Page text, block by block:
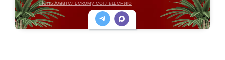
Пользовательскому соглашению